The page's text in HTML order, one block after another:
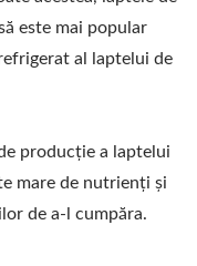
SOIA
SOIA
este mai popular
al laptelui de
producție a laptelui
mare de nutrienți și
de a-l cumpăra.